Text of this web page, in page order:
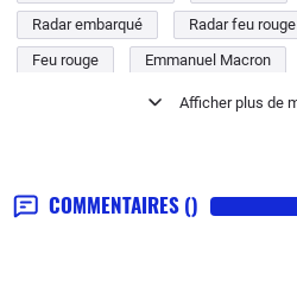
Radar embarqué
Radar feu rouge
Feu rouge
Emmanuel Macron
COMMENTAIRES ()